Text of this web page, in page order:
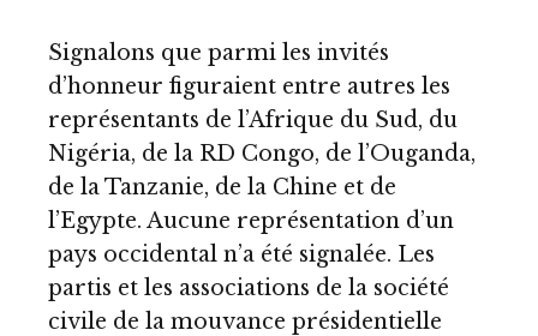
Signalons que parmi les invités
d’honneur figuraient entre autres les
représentants de l’Afrique du Sud, du
Nigéria, de la RD Congo, de l’Ouganda,
de la Tanzanie, de la Chine et de
l’Egypte. Aucune représentation d’un
pays occidental n’a été signalée. Les
partis et les associations de la société
civile de la mouvance présidentielle